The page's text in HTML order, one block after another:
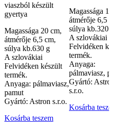
viaszból készült
gyertya
Magassága 20 cm,
átmérője 6,5 cm,
súlya kb.630 g
A szlovákiai
Felvidéken készült
termék.
Anyaga: pálmaviasz,
pamut
Gyártó: Astron s.r.o.
Kosárba teszem
Magassága
átmérője 6,5
súlya kb.320
A szlovákiai
Felvidéken
termék.
Anyaga:
pálmaviasz,
Gyártó:
s.r.o.
Kosárba